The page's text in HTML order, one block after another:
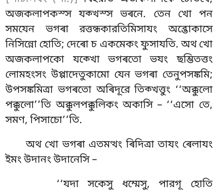
অজকলাপকস্স যক্খস্স ভৰনে. তেন খো পন
সমযেন ভগৰা রত্তন্ধকারতিমিসাযংঅব্ভোকাসে
নিসিন্নো হোতি; দেৰো চ একমেকং ফুসাযতি. অথ খো
অজকলাপকো যক্খো ভগৰতো ভযং ছম্ভিতত্তং
লোমহংসং উপ্পাদেতুকামো যেন ভগৰা তেনুপসঙ্কমি;
উপসঙ্কমিত্ৰা ভগৰতো অৰিদূরে তিক্খত্তুং ‘‘অক্কুলো
পক্কুলো’’তি অক্কুলপক্কুলিকং অকাসি – ‘‘এসো তে,
সমণ, পিসাচো’’তি.
অথ খো ভগৰা এতমত্থং ৰিদিত্ৰা তাযং ৰেলাযং
ইমং উদানং উদানেসি –
‘‘যদা সকেসু ধম্মেসু, পারগূ হোতি